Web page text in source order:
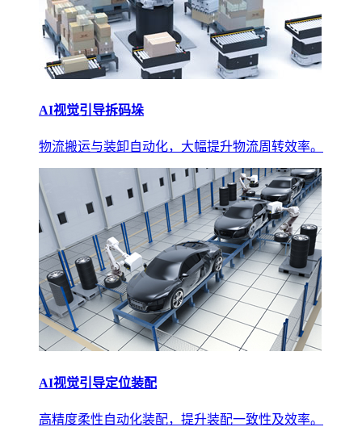
AI视觉引导拆码垛
物流搬运与装卸自动化，大幅提升物流周转效率。
AI视觉引导定位装配
高精度柔性自动化装配，提升装配一致性及效率。